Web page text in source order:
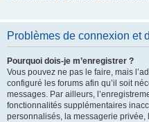
Problèmes de connexion et
Pourquoi dois-je m’enregistrer ?
Vous pouvez ne pas le faire, mais
configuré les forums afin qu’il soit
messages. Par ailleurs,
fonctionnalités supplémentaires
personnalisés, la messagerie privée,